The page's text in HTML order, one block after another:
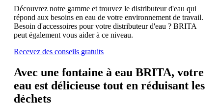
Découvrez notre gamme et trouvez le distributeur d'eau qui
répond aux besoins en eau de votre environnement de travail.
Besoin d'accessoires pour votre distributeur d'eau ? BRITA
peut également vous aider à ce niveau.
Recevez des conseils gratuits
Avec une fontaine à eau BRITA, votre
eau est délicieuse tout en réduisant les
déchets